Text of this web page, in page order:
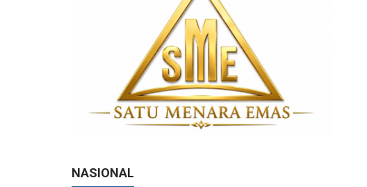
NASIONAL